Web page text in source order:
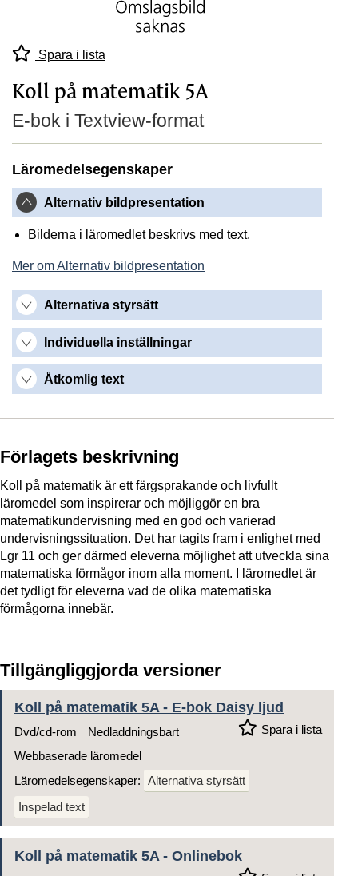
Spara i lista
Koll på matematik 5A
E-bok i Textview-format
Läromedelsegenskaper
Alternativ bildpresentation
Bilderna i läromedlet beskrivs med text.
Mer om Alternativ bildpresentation
Alternativa styrsätt
Individuella inställningar
Åtkomlig text
Förlagets beskrivning
Koll på matematik är ett färgsprakande och livfullt
läromedel som inspirerar och möjliggör en bra
matematikundervisning med en god och varierad
undervisningssituation. Det har tagits fram i enlighet med
Lgr 11 och ger därmed eleverna möjlighet att utveckla sina
matematiska förmågor inom alla moment. I läromedlet är
det tydligt för eleverna vad de olika matematiska
förmågorna innebär.
Tillgängliggjorda versioner
Koll på matematik 5A - E-bok Daisy ljud
Spara i lista
Dvd/cd-rom
Nedladdningsbart
Webbaserade läromedel
Läromedelsegenskaper: Alternativa styrsätt
Inspelad text
Koll på matematik 5A - Onlinebok